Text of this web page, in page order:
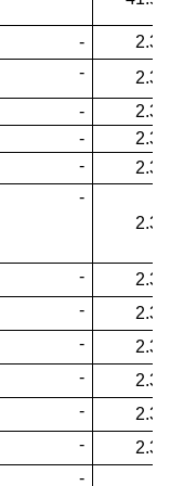
-
-
-
-
-
-
-
-
-
-
-
-
-